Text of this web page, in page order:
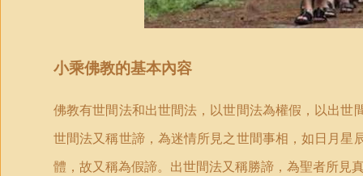
小乘佛教的基本內容
佛教有世間法和出世間法，以世間法為權假，以出
世間法又稱世諦，為迷情所見之世間事相，如日月
體，故又稱為假諦。出世間法又稱勝諦，為聖者所見